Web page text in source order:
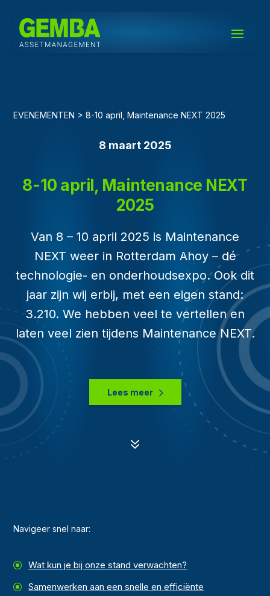
EVENEMENTEN > 8-10 april, Maintenance NEXT 2025
8 maart 2025
8-10 april, Maintenance NEXT
2025
Van 8 – 10 april 2025 is Maintenance
NEXT weer in Rotterdam Ahoy – dé
technologie- en onderhoudsexpo. Ook dit
jaar zijn wij erbij, met een eigen stand:
3.210. We hebben veel te vertellen en
laten veel zien tijdens Maintenance NEXT.
Lees meer
7
Navigeer snel naar:
Wat kun je bij onze stand verwachten?
Samenwerken aan een snelle en efficiënte